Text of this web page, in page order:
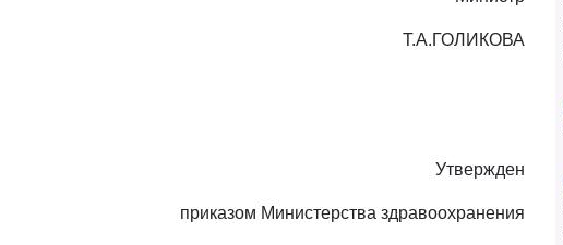
Т.А.ГОЛИКОВА
Утвержден
приказом Министерства здравоохранения